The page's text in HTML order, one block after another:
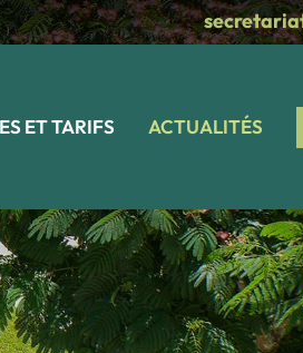
ET TARIFS ACTUALITÉS